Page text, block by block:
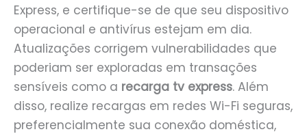
Express, e certifique-se de que seu dispositivo
operacional e antivírus estejam em dia.
Atualizações corrigem vulnerabilidades que
poderiam ser exploradas em transações
sensíveis como a recarga tv express. Além
disso, realize recargas em redes Wi-Fi seguras,
preferencialmente sua conexão doméstica,